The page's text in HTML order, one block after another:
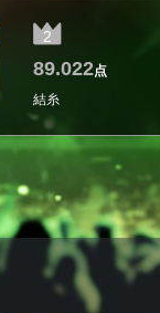
2
89.022点
結糸